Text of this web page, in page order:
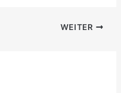
WEITER